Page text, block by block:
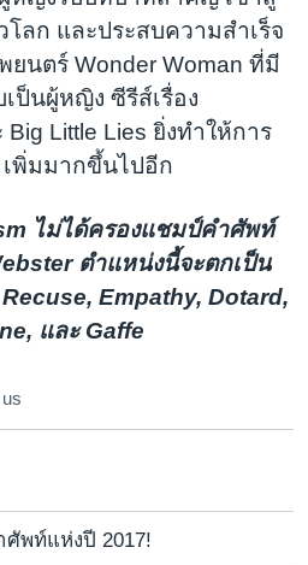
ลก และประสบความสำเร็จ
นตร์ Wonder Woman ที่มี
ป็นผู้หญิง ซีรีส์เรื่อง
Big Little Lies ยิ่งทำให้การ
พิ่มมากขึ้นไปอีก
ไม่ได้ครองแชมป์คำศัพท์
ตำแหน่งนี้จะตกเป็น
Empathy, Dotard,
และ Gaffe
ศัพท์แห่งปี 2017!